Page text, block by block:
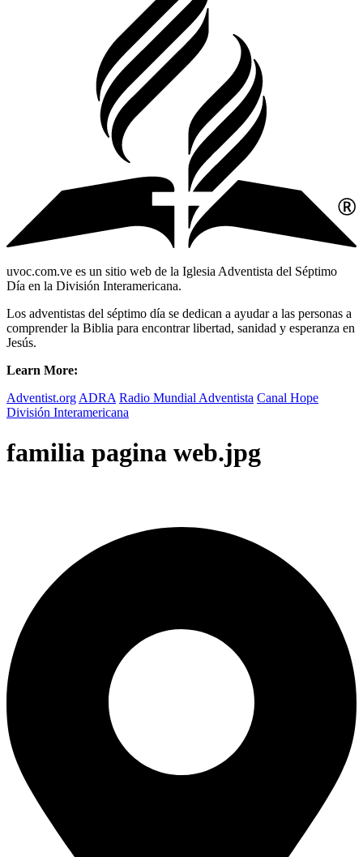
uvoc.com.ve es un sitio web de la Iglesia Adventista del Séptimo
Día en la División Interamericana.
Los adventistas del séptimo día se dedican a ayudar a las personas a
comprender la Biblia para encontrar libertad, sanidad y esperanza en
Jesús.
Learn More:
Adventist.org ADRA Radio Mundial Adventista Canal Hope
División Interamericana
familia pagina web.jpg